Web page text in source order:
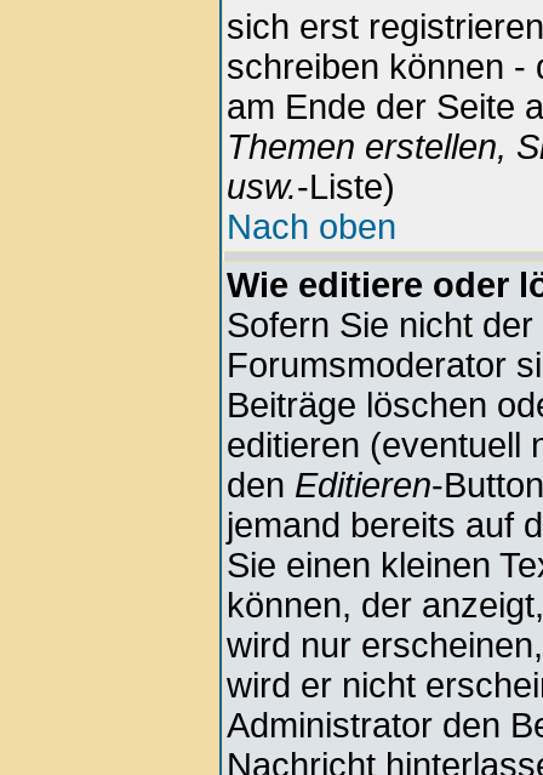
sich erst
schreiben können -
am Ende der Seite
Themen erstellen,
usw.-Liste)
Nach oben
Wie editiere oder
Sofern Sie nicht
Forumsmoderator
Beiträge löschen
editieren (eventuell
den Editieren-
jemand bereits auf
Sie einen kleinen
können, der
wird nur
wird er nicht
Administrator den
Nachricht